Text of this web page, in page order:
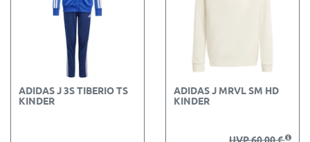
ADIDAS J 3S TIBERIO TS
KINDER
ADIDAS J MRVL SM HD
KINDER
UVP 60,00 €